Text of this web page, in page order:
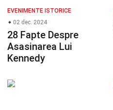
EVENIMENTE ISTORICE
02 dec. 2024
28 Fapte Despre
Asasinarea Lui
Kennedy